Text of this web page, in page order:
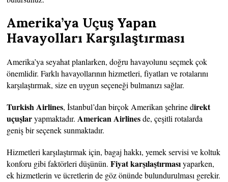
Amerika’ya Uçuş Yapan
Havayolları Karşılaştırması
Amerika’ya seyahat planlarken, doğru havayolunu seçmek çok
önemlidir. Farklı havayollarının hizmetleri, fiyatları ve rotalarını
karşılaştırmak, size en uygun seçeneği bulmanızı sağlar.
Turkish Airlines, İstanbul’dan birçok Amerikan şehrine direkt
uçuşlaryapmaktadır. American Airlinesde, çeşitli rotalarda
geniş bir seçenek sunmaktadır.
Hizmetleri karşılaştırmak için, bagaj hakkı, yemek servisi ve koltuk
konforu gibi faktörleri düşünün.Fiyat karşılaştırmasıyaparken,
ek hizmetlerin ve ücretlerin de göz önünde bulundurulması gerekir.